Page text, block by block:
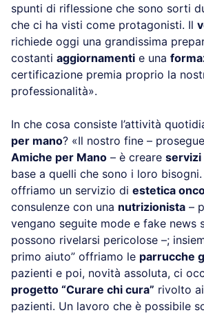
spunti di riflessione che sono sorti
che ci ha visti come protagonisti. Il
richiede oggi una grandissima
costanti aggiornamenti e una
certificazione premia proprio la
professionalità».
In che cosa consiste l’attività
per mano? «Il nostro fine –
Amiche per Mano – è creare servizi
base a quelli che sono i loro
offriamo un servizio di estetica
consulenze con una nutrizionista –
vengano seguite mode e fake news
possono rivelarsi pericolose –;
primo aiuto” offriamo le parrucche
pazienti e poi, novità assoluta, ci
progetto “Curare chi cura” rivolto
pazienti. Un lavoro che è possibile